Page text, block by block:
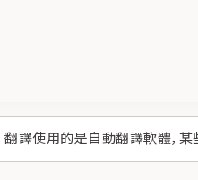
翻譯使用的是自動翻譯軟體，某